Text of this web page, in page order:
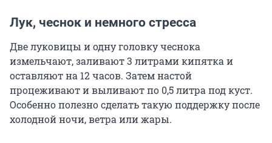
Лук, чеснок и немного стресса
Две луковицы и одну головку чеснока
измельчают, заливают 3 литрами кипятка и
оставляют на 12 часов. Затем настой
процеживают и выливают по 0,5 литра под куст.
Особенно полезно сделать такую поддержку после
холодной ночи, ветра или жары.